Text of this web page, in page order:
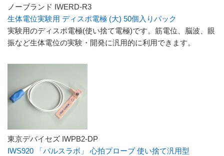
ノーブランド IWERD-R3
生体電位実験用 ディスポ電極 (大) 50個入りパック
実験用のディスポ電極(使い捨て電極)です。筋電位、脳波、眼
振など生体電位の実験・開発に汎用的に利用できます。
東京デバイセズ IWPB2-DP
IWS920 「パルスラボ」 心拍プローブ 使い捨て汎用型